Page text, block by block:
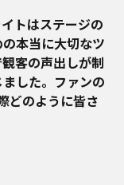
トはステージの
本当に大切なツ
客の声出しが制
した。ファンの
どのように皆さ